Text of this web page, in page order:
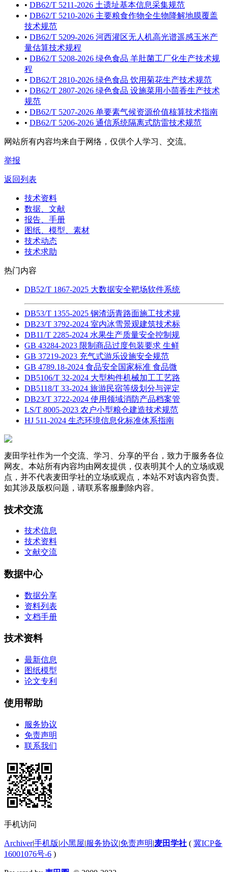
• DB62/T 5211-2026 土遗址基本信息采集规范
• DB62/T 5210-2026 主要粮食作物全生物降解地膜覆盖
技术规范
• DB62/T 5209-2026 河西灌区无人机高光谱遥感玉米产
量估算技术规程
• DB62/T 5208-2026 绿色食品 羊肚菌工厂化生产技术规
程
• DB62/T 2810-2026 绿色食品 饮用菊花生产技术规范
• DB62/T 2807-2026 绿色食品 设施菜用小茴香生产技术
规范
• DB62/T 5207-2026 单要素气候资源价值核算技术指南
• DB62/T 5206-2026 通信系统隔离式防雷技术规范
网站所有内容均来自于网络，仅供个人学习、交流。
举报
返回列表
技术资料
数据、文献
报告、手册
图纸、模型、素材
技术动态
技术求助
热门内容
DB52/T 1867-2025 大数据安全靶场软件系统
DB53/T 1355-2025 钢渣沥青路面施工技术规
DB23/T 3792-2024 室内冰雪景观建筑技术标
DB11/T 2285-2024 水果生产质量安全控制规
GB 43284-2023 限制商品过度包装要求 生鲜
GB 37219-2023 充气式游乐设施安全规范
GB 4789.18-2024 食品安全国家标准 食品微
DB5106/T 32-2024 大型构件机械加工工艺路
DB5118/T 33-2024 旅游民宿等级划分与评定
DB23/T 3722-2024 使用领域消防产品档案管
LS/T 8005-2023 农户小型粮仓建造技术规范
HJ 511-2024 生态环境信息化标准体系指南
麦田学社作为一个交流、学习、分享的平台，致力于服务各位
网友。本站所有内容均由网友提供，仅表明其个人的立场或观
点，并不代表麦田学社的立场或观点，本站不对该内容负责。
如其涉及版权问题，请联系客服删除内容。
技术交流
技术信息
技术资料
文献交流
数据中心
数据分享
资料列表
文档手册
技术资料
最新信息
图纸模型
论文专利
使用帮助
服务协议
免责声明
联系我们
手机访问
Archiver|手机版|小黑屋|服务协议|免责声明|麦田学社 ( 冀ICP备
16001076号-6 )